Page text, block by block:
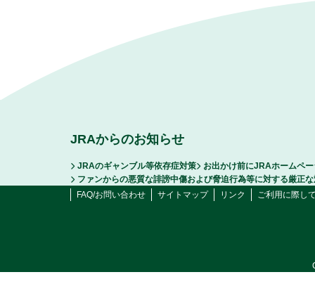
JRAからのお知らせ
JRAのギャンブル等依存症対策
お出かけ前にJRAホームペ
ファンからの悪質な誹謗中傷および脅迫行為等に対する厳正
FAQ/お問い合わせ
サイトマップ リンク ご利用に際し